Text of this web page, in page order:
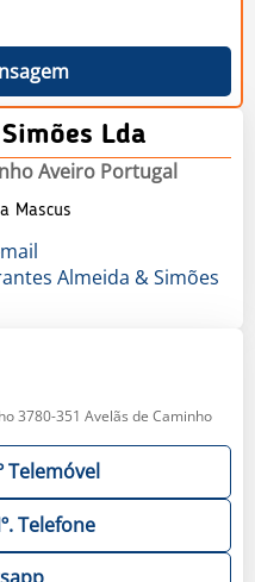
Lda
Aveiro Portugal
Mascus
Almeida & Simões
3780-351 Avelãs de Caminho
Telemóvel
Telefone